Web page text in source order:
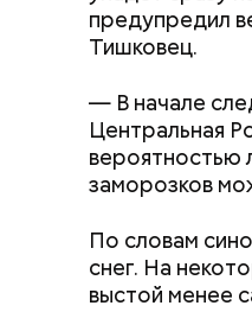
предупредил
Тишковец.
— В начале
Центральная
вероятностью
заморозков
По словам
снег. На
выстой менее
используется
исключает
заверил